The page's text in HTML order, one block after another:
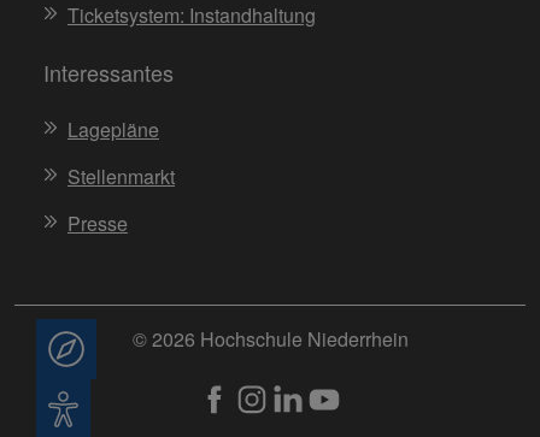
Ticketsystem: Instandhaltung
Interessantes
Lagepläne
Stellenmarkt
Presse
© 2026 Hochschule Niederrhein
Beratung
Barrierefreiheit